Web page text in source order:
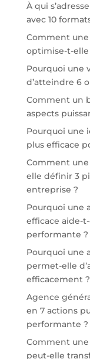
À qui
avec 10
Comment
optimise-t-elle
Pourquoi une
d’atteindre 6
Comment un
aspects
Pourquoi une
plus efficace
Comment
elle définir 3
entreprise ?
Pourquoi une
efficace aide-
performante ?
Pourquoi une
permet-elle
efficacement ?
Agence
en 7 actions
performante ?
Comment
peut-elle